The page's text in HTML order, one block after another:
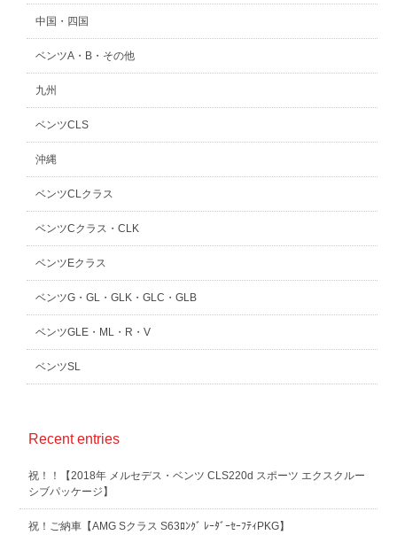
中国・四国
ベンツA・B・その他
九州
ベンツCLS
沖縄
ベンツCLクラス
ベンツCクラス・CLK
ベンツEクラス
ベンツG・GL・GLK・GLC・GLB
ベンツGLE・ML・R・V
ベンツSL
Recent entries
祝！！【2018年 メルセデス・ベンツ CLS220d スポーツ エクスクルー
シブパッケージ】
祝！ご納車【AMG Sクラス S63ﾛﾝｸﾞ ﾚｰﾀﾞｰｾｰﾌﾃｨPKG】